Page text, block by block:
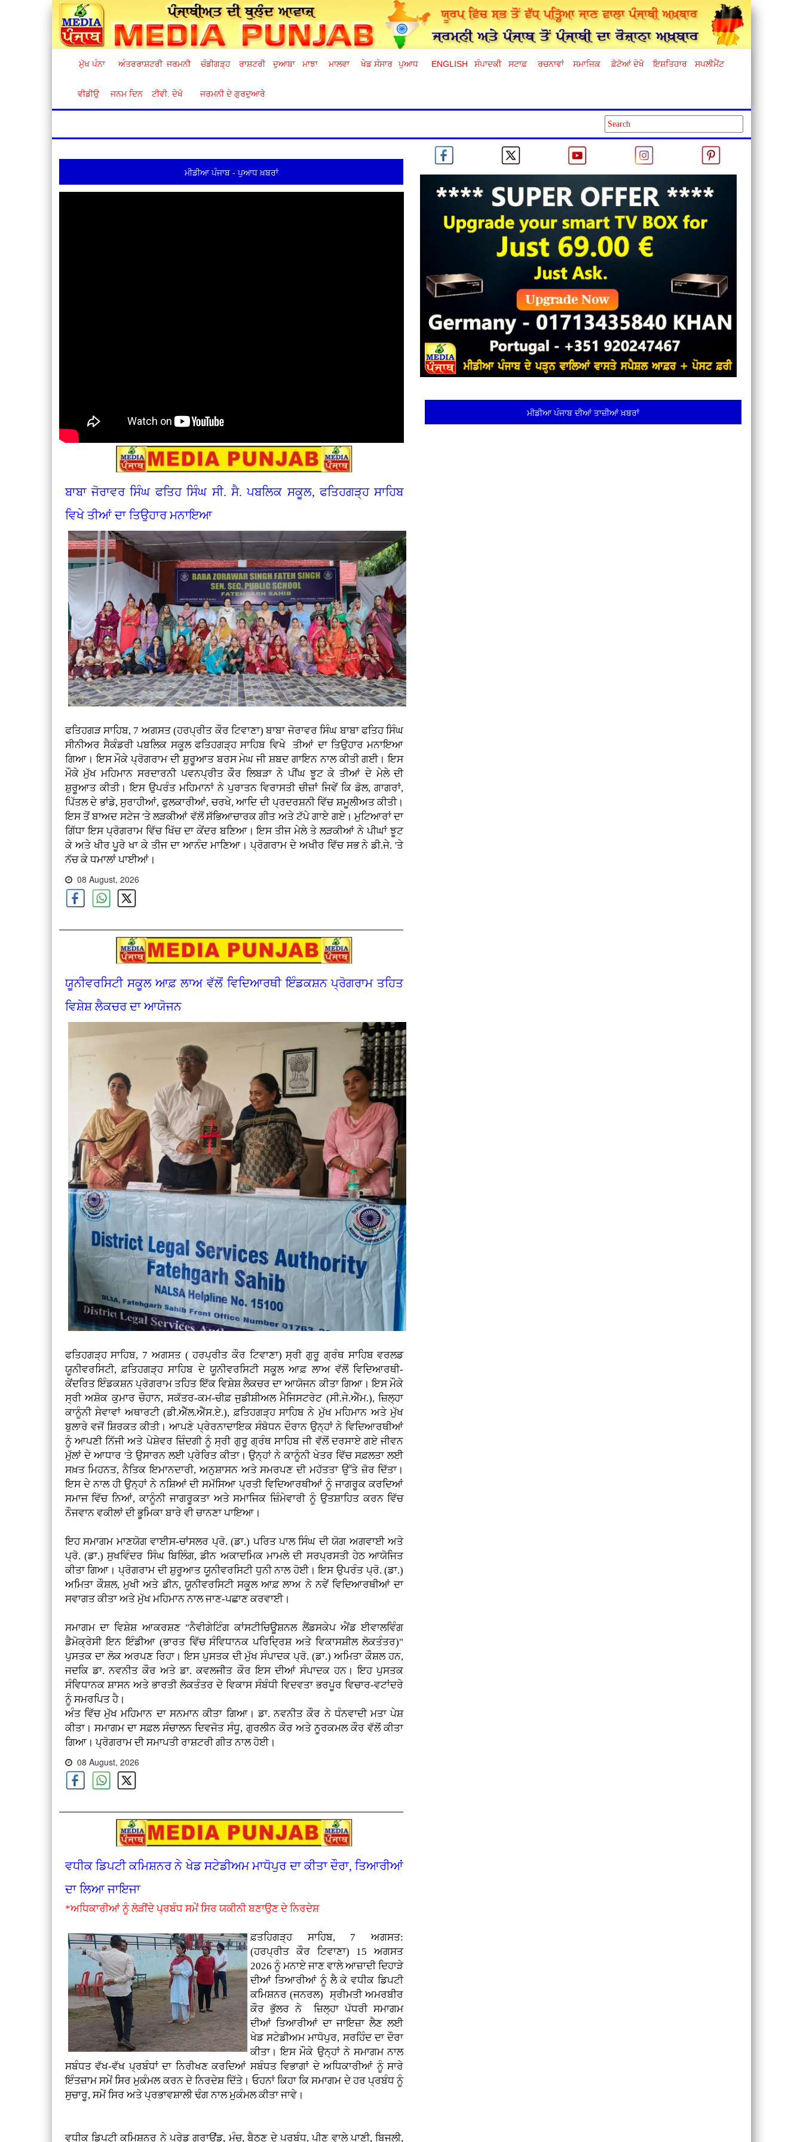
ਮੁੱਖ ਪੰਨਾ ਅੰਤਰਰਾਸ਼ਟਰੀ ਜਰਮਨੀ ਚੰਡੀਗੜ੍ਹ ਰਾਸ਼ਟਰੀ ਦੁਆਬਾ ਮਾਝਾ ਮਾਲਵਾ ਖੇਡ ਸੰਸਾਰ ਪੁਆਧ ENGLISH ਸੰਪਾਦਕੀ ਸਟਾਫ਼ ਰਚਨਾਵਾਂ ਸਮਾਜਿਕ ਫ਼ੋਟੋਆਂ ਦੇਖੋ ਇਸ਼ਤਿਹਾਰ ਸਪਲੀਮੈਂਟ
ਵੀਡੀਉ ਜਨਮ ਦਿਨ ਟੀਵੀ. ਦੇਖੋ ਜਰਮਨੀ ਦੇ ਗੁਰਦੁਆਰੇ
ਮੀਡੀਆ ਪੰਜਾਬ - ਪੁਆਧ ਖ਼ਬਰਾਂ
ਬਾਬਾ ਜੋਰਾਵਰ ਸਿੰਘ ਫਤਿਹ ਸਿੰਘ ਸੀ. ਸੈ. ਪਬਲਿਕ ਸਕੂਲ, ਫਤਿਹਗੜ੍ਹ ਸਾਹਿਬ
ਵਿਖੇ ਤੀਆਂ ਦਾ ਤਿਉਹਾਰ ਮਨਾਇਆ
ਫਤਿਹਗੜ ਸਾਹਿਬ, 7 ਅਗਸਤ (ਹਰਪ੍ਰੀਤ ਕੌਰ ਟਿਵਾਣਾ) ਬਾਬਾ ਜੋਰਾਵਰ ਸਿੰਘ ਬਾਬਾ ਫਤਿਹ ਸਿੰਘ
ਸੀਨੀਅਰ ਸੈਕੰਡਰੀ ਪਬਲਿਕ ਸਕੂਲ ਫਤਿਹਗੜ੍ਹ ਸਾਹਿਬ ਵਿਖੇ ਤੀਆਂ ਦਾ ਤਿਉਹਾਰ ਮਨਾਇਆ
ਗਿਆ। ਇਸ ਮੌਕੇ ਪ੍ਰੋਗਰਾਮ ਦੀ ਸ਼ੁਰੂਆਤ ਬਰਸ ਮੇਘ ਜੀ ਸ਼ਬਦ ਗਾਇਨ ਨਾਲ ਕੀਤੀ ਗਈ। ਇਸ
ਮੌਕੇ ਮੁੱਖ ਮਹਿਮਾਨ ਸਰਦਾਰਨੀ ਪਵਨਪ੍ਰੀਤ ਕੌਰ ਲਿਬੜਾ ਨੇ ਪੀਂਘ ਝੂਟ ਕੇ ਤੀਆਂ ਦੇ ਮੇਲੇ ਦੀ
ਸ਼ੁਰੂਆਤ ਕੀਤੀ। ਇਸ ਉਪਰੰਤ ਮਹਿਮਾਨਾਂ ਨੇ ਪੁਰਾਤਨ ਵਿਰਾਸਤੀ ਚੀਜ਼ਾਂ ਜਿਵੇਂ ਕਿ ਡੋਲ, ਗਾਗਰਾਂ,
ਪਿੱਤਲ ਦੇ ਭਾਂਡੇ, ਸੁਰਾਹੀਆਂ, ਫੁਲਕਾਰੀਆਂ, ਚਰਖੇ, ਆਦਿ ਦੀ ਪ੍ਰਦਰਸ਼ਨੀ ਵਿੱਚ ਸ਼ਮੂਲੀਅਤ ਕੀਤੀ।
ਇਸ ਤੋਂ ਬਾਅਦ ਸਟੇਜ 'ਤੇ ਲੜਕੀਆਂ ਵੱਲੋਂ ਸੱਭਿਆਚਾਰਕ ਗੀਤ ਅਤੇ ਟੱਪੇ ਗਾਏ ਗਏ। ਮੁਟਿਆਰਾਂ ਦਾ
ਗਿੱਧਾ ਇਸ ਪ੍ਰੋਗਰਾਮ ਵਿੱਚ ਖਿੱਚ ਦਾ ਕੇਂਦਰ ਬਣਿਆ। ਇਸ ਤੀਜ ਮੇਲੇ ਤੇ ਲੜਕੀਆਂ ਨੇ ਪੀਘਾਂ ਝੂਟ
ਕੇ ਅਤੇ ਖੀਰ ਪੂਰੇ ਖਾ ਕੇ ਤੀਜ ਦਾ ਆਨੰਦ ਮਾਣਿਆ। ਪ੍ਰੋਗਰਾਮ ਦੇ ਅਖੀਰ ਵਿੱਚ ਸਭ ਨੇ ਡੀ.ਜੇ. 'ਤੇ
ਨੱਚ ਕੇ ਧਮਾਲਾਂ ਪਾਈਆਂ।
08 August, 2026
ਯੂਨੀਵਰਸਿਟੀ ਸਕੂਲ ਆਫ਼ ਲਾਅ ਵੱਲੋਂ ਵਿਦਿਆਰਥੀ ਇੰਡਕਸ਼ਨ ਪ੍ਰੋਗਰਾਮ ਤਹਿਤ
ਵਿਸ਼ੇਸ਼ ਲੈਕਚਰ ਦਾ ਆਯੋਜਨ
ਫਤਿਹਗੜ੍ਹ ਸਾਹਿਬ, 7 ਅਗਸਤ ( ਹਰਪ੍ਰੀਤ ਕੌਰ ਟਿਵਾਣਾ)ਸ੍ਰੀ ਗੁਰੂ ਗ੍ਰੰਥ ਸਾਹਿਬ ਵਰਲਡ
ਯੂਨੀਵਰਸਿਟੀ, ਫ਼ਤਿਹਗੜ੍ਹ ਸਾਹਿਬ ਦੇ ਯੂਨੀਵਰਸਿਟੀ ਸਕੂਲ ਆਫ਼ ਲਾਅ ਵੱਲੋਂ ਵਿਦਿਆਰਥੀ-
ਕੇਂਦਰਿਤ ਇੰਡਕਸ਼ਨ ਪ੍ਰੋਗਰਾਮ ਤਹਿਤ ਇੱਕ ਵਿਸ਼ੇਸ਼ ਲੈਕਚਰ ਦਾ ਆਯੋਜਨ ਕੀਤਾ ਗਿਆ। ਇਸ ਮੌਕੇ
ਸ੍ਰੀ ਅਸ਼ੋਕ ਕੁਮਾਰ ਚੌਹਾਨ, ਸਕੱਤਰ-ਕਮ-ਚੀਫ਼ ਜੁਡੀਸ਼ੀਅਲ ਮੈਜਿਸਟਰੇਟ (ਸੀ.ਜੇ.ਐੱਮ.), ਜ਼ਿਲ੍ਹਾ
ਕਾਨੂੰਨੀ ਸੇਵਾਵਾਂ ਅਥਾਰਟੀ (ਡੀ.ਐੱਲ.ਐੱਸ.ਏ.), ਫ਼ਤਿਹਗੜ੍ਹ ਸਾਹਿਬ ਨੇ ਮੁੱਖ ਮਹਿਮਾਨ ਅਤੇ ਮੁੱਖ
ਬੁਲਾਰੇ ਵਜੋਂ ਸ਼ਿਰਕਤ ਕੀਤੀ। ਆਪਣੇ ਪ੍ਰੇਰਨਾਦਾਇਕ ਸੰਬੋਧਨ ਦੌਰਾਨ ਉਨ੍ਹਾਂ ਨੇ ਵਿਦਿਆਰਥੀਆਂ
ਨੂੰ ਆਪਣੀ ਨਿੱਜੀ ਅਤੇ ਪੇਸ਼ੇਵਰ ਜ਼ਿੰਦਗੀ ਨੂੰ ਸ੍ਰੀ ਗੁਰੂ ਗ੍ਰੰਥ ਸਾਹਿਬ ਜੀ ਵੱਲੋਂ ਦਰਸਾਏ ਗਏ ਜੀਵਨ
ਮੁੱਲਾਂ ਦੇ ਆਧਾਰ 'ਤੇ ਉਸਾਰਨ ਲਈ ਪ੍ਰੇਰਿਤ ਕੀਤਾ। ਉਨ੍ਹਾਂ ਨੇ ਕਾਨੂੰਨੀ ਖੇਤਰ ਵਿੱਚ ਸਫ਼ਲਤਾ ਲਈ
ਸਖ਼ਤ ਮਿਹਨਤ, ਨੈਤਿਕ ਇਮਾਨਦਾਰੀ, ਅਨੁਸ਼ਾਸਨ ਅਤੇ ਸਮਰਪਣ ਦੀ ਮਹੱਤਤਾ ਉੱਤੇ ਜ਼ੋਰ ਦਿੱਤਾ।
ਇਸ ਦੇ ਨਾਲ ਹੀ ਉਨ੍ਹਾਂ ਨੇ ਨਸ਼ਿਆਂ ਦੀ ਸਮੱਸਿਆ ਪ੍ਰਤੀ ਵਿਦਿਆਰਥੀਆਂ ਨੂੰ ਜਾਗਰੂਕ ਕਰਦਿਆਂ
ਸਮਾਜ ਵਿੱਚ ਨਿਆਂ, ਕਾਨੂੰਨੀ ਜਾਗਰੂਕਤਾ ਅਤੇ ਸਮਾਜਿਕ ਜ਼ਿੰਮੇਵਾਰੀ ਨੂੰ ਉਤਸ਼ਾਹਿਤ ਕਰਨ ਵਿੱਚ
ਨੌਜਵਾਨ ਵਕੀਲਾਂ ਦੀ ਭੂਮਿਕਾ ਬਾਰੇ ਵੀ ਚਾਨਣਾ ਪਾਇਆ।
ਇਹ ਸਮਾਗਮ ਮਾਣਯੋਗ ਵਾਈਸ-ਚਾਂਸਲਰ ਪ੍ਰੋ. (ਡਾ.) ਪਰਿਤ ਪਾਲ ਸਿੰਘ ਦੀ ਯੋਗ ਅਗਵਾਈ ਅਤੇ
ਪ੍ਰੋ. (ਡਾ.) ਸੁਖਵਿੰਦਰ ਸਿੰਘ ਬਿਲਿੰਗ, ਡੀਨ ਅਕਾਦਮਿਕ ਮਾਮਲੇ ਦੀ ਸਰਪ੍ਰਸਤੀ ਹੇਠ ਆਯੋਜਿਤ
ਕੀਤਾ ਗਿਆ। ਪ੍ਰੋਗਰਾਮ ਦੀ ਸ਼ੁਰੂਆਤ ਯੂਨੀਵਰਸਿਟੀ ਧੁਨੀ ਨਾਲ ਹੋਈ। ਇਸ ਉਪਰੰਤ ਪ੍ਰੋ. (ਡਾ.)
ਅਮਿਤਾ ਕੌਸ਼ਲ, ਮੁਖੀ ਅਤੇ ਡੀਨ, ਯੂਨੀਵਰਸਿਟੀ ਸਕੂਲ ਆਫ਼ ਲਾਅ ਨੇ ਨਵੇਂ ਵਿਦਿਆਰਥੀਆਂ ਦਾ
ਸਵਾਗਤ ਕੀਤਾ ਅਤੇ ਮੁੱਖ ਮਹਿਮਾਨ ਨਾਲ ਜਾਣ-ਪਛਾਣ ਕਰਵਾਈ।
ਸਮਾਗਮ ਦਾ ਵਿਸ਼ੇਸ਼ ਆਕਰਸ਼ਣ "ਨੈਵੀਗੇਟਿੰਗ ਕਾਂਸਟੀਚਿਊਸ਼ਨਲ ਲੈਂਡਸਕੇਪ ਐਂਡ ਈਵਾਲਵਿੰਗ
ਡੈਮੋਕ੍ਰੇਸੀ ਇਨ ਇੰਡੀਆ (ਭਾਰਤ ਵਿੱਚ ਸੰਵਿਧਾਨਕ ਪਰਿਦ੍ਰਿਸ਼ ਅਤੇ ਵਿਕਾਸਸ਼ੀਲ ਲੋਕਤੰਤਰ)"
ਪੁਸਤਕ ਦਾ ਲੋਕ ਅਰਪਣ ਰਿਹਾ। ਇਸ ਪੁਸਤਕ ਦੀ ਮੁੱਖ ਸੰਪਾਦਕ ਪ੍ਰੋ. (ਡਾ.) ਅਮਿਤਾ ਕੌਸ਼ਲ ਹਨ,
ਜਦਕਿ ਡਾ. ਨਵਨੀਤ ਕੌਰ ਅਤੇ ਡਾ. ਕਵਲਜੀਤ ਕੌਰ ਇਸ ਦੀਆਂ ਸੰਪਾਦਕ ਹਨ। ਇਹ ਪੁਸਤਕ
ਸੰਵਿਧਾਨਕ ਸ਼ਾਸਨ ਅਤੇ ਭਾਰਤੀ ਲੋਕਤੰਤਰ ਦੇ ਵਿਕਾਸ ਸੰਬੰਧੀ ਵਿਦਵਤਾ ਭਰਪੂਰ ਵਿਚਾਰ-ਵਟਾਂਦਰੇ
ਨੂੰ ਸਮਰਪਿਤ ਹੈ।
ਅੰਤ ਵਿੱਚ ਮੁੱਖ ਮਹਿਮਾਨ ਦਾ ਸਨਮਾਨ ਕੀਤਾ ਗਿਆ। ਡਾ. ਨਵਨੀਤ ਕੌਰ ਨੇ ਧੰਨਵਾਦੀ ਮਤਾ ਪੇਸ਼
ਕੀਤਾ। ਸਮਾਗਮ ਦਾ ਸਫ਼ਲ ਸੰਚਾਲਨ ਦਿਵਜੋਤ ਸੰਧੂ, ਗੁਰਲੀਨ ਕੌਰ ਅਤੇ ਨੂਰਕਮਲ ਕੌਰ ਵੱਲੋਂ ਕੀਤਾ
ਗਿਆ। ਪ੍ਰੋਗਰਾਮ ਦੀ ਸਮਾਪਤੀ ਰਾਸ਼ਟਰੀ ਗੀਤ ਨਾਲ ਹੋਈ।
08 August, 2026
ਵਧੀਕ ਡਿਪਟੀ ਕਮਿਸ਼ਨਰ ਨੇ ਖੇਡ ਸਟੇਡੀਅਮ ਮਾਧੋਪੁਰ ਦਾ ਕੀਤਾ ਦੌਰਾ, ਤਿਆਰੀਆਂ
ਦਾ ਲਿਆ ਜਾਇਜਾ
*ਅਧਿਕਾਰੀਆਂ ਨੂੰ ਲੋੜੀਂਦੇ ਪ੍ਰਬੰਧ ਸਮੇਂ ਸਿਰ ਯਕੀਨੀ ਬਣਾਉਣ ਦੇ ਨਿਰਦੇਸ਼
ਫ਼ਤਹਿਗੜ੍ਹ ਸਾਹਿਬ, 7 ਅਗਸਤ:
(ਹਰਪ੍ਰੀਤ ਕੌਰ ਟਿਵਾਣਾ) 15 ਅਗਸਤ
2026 ਨੂੰ ਮਨਾਏ ਜਾਣ ਵਾਲੇ ਆਜ਼ਾਦੀ ਦਿਹਾੜੇ
ਦੀਆਂ ਤਿਆਰੀਆਂ ਨੂੰ ਲੈ ਕੇ ਵਧੀਕ ਡਿਪਟੀ
ਕਮਿਸ਼ਨਰ (ਜਨਰਲ) ਸ੍ਰੀਮਤੀ ਅਮਰਬੀਰ
ਕੌਰ ਭੁੱਲਰ ਨੇ ਜ਼ਿਲ੍ਹਾ ਪੱਧਰੀ ਸਮਾਗਮ
ਦੀਆਂ ਤਿਆਰੀਆਂ ਦਾ ਜਾਇਜ਼ਾ ਲੈਣ ਲਈ
ਖੇਡ ਸਟੇਡੀਅਮ ਮਾਧੋਪੁਰ, ਸਰਹਿੰਦ ਦਾ ਦੌਰਾ
ਕੀਤਾ। ਇਸ ਮੌਕੇ ਉਨ੍ਹਾਂ ਨੇ ਸਮਾਗਮ ਨਾਲ
ਸਬੰਧਤ ਵੱਖ-ਵੱਖ ਪ੍ਰਬੰਧਾਂ ਦਾ ਨਿਰੀਖਣ ਕਰਦਿਆਂ ਸਬੰਧਤ ਵਿਭਾਗਾਂ ਦੇ ਅਧਿਕਾਰੀਆਂ ਨੂੰ ਸਾਰੇ
ਇੰਤਜ਼ਾਮ ਸਮੇਂ ਸਿਰ ਮੁਕੰਮਲ ਕਰਨ ਦੇ ਨਿਰਦੇਸ਼ ਦਿੱਤੇ। ਓਹਨਾਂ ਕਿਹਾ ਕਿ ਸਮਾਗਮ ਦੇ ਹਰ ਪ੍ਰਬੰਧ ਨੂੰ
ਸੁਚਾਰੂ, ਸਮੇਂ ਸਿਰ ਅਤੇ ਪ੍ਰਭਾਵਸ਼ਾਲੀ ਢੰਗ ਨਾਲ ਮੁਕੰਮਲ ਕੀਤਾ ਜਾਵੇ।
ਵਧੀਕ ਡਿਪਟੀ ਕਮਿਸ਼ਨਰ ਨੇ ਪਰੇਡ ਗਰਾਊਂਡ, ਮੰਚ, ਬੈਠਣ ਦੇ ਪ੍ਰਬੰਧ, ਪੀਣ ਵਾਲੇ ਪਾਣੀ, ਬਿਜਲੀ,
ਮੀਡੀਆ ਪੰਜਾਬ ਦੀਆਂ ਤਾਜ਼ੀਆਂ ਖ਼ਬਰਾਂ